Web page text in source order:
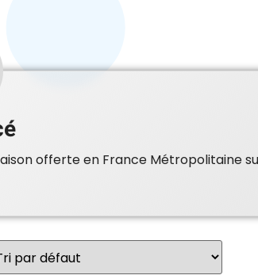
offerte en France Métropolitaine